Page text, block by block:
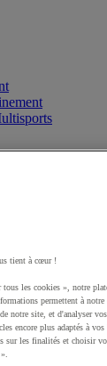
tient à cœur !
les cookies », notre
permettent à
notre site, et d'analyser
encore plus adaptés à
les finalités et choisir